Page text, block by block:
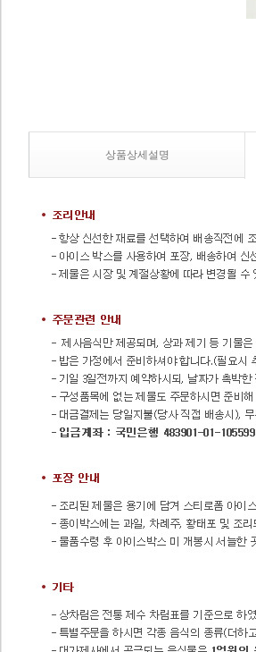
상품상세설명